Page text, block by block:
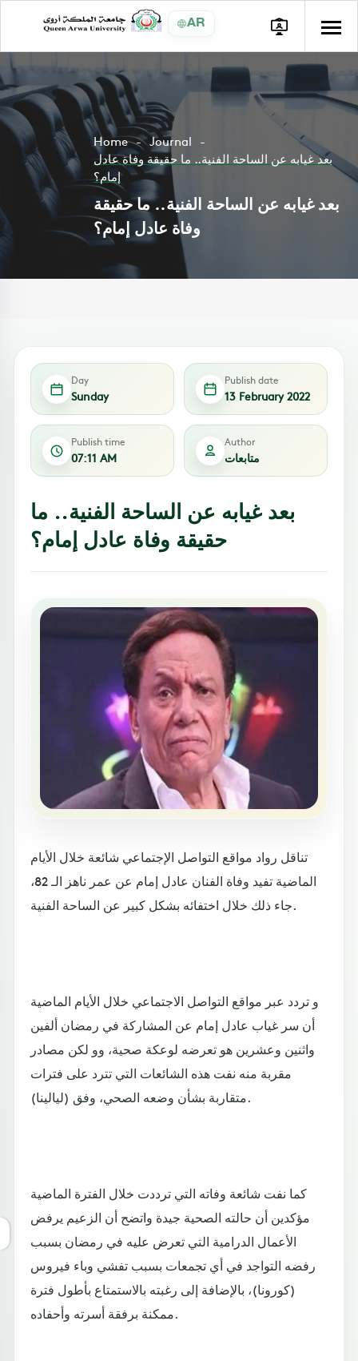
AR
Home
Journal
بعد غيابه عن الساحة الفنية.. ما حقيقة وفاة عادل
إمام؟
بعد غيابه عن الساحة الفنية.. ما حقيقة
وفاة عادل إمام؟
Day
Sunday
Publish date
13 February 2022
Publish time
07:11 AM
Author
متابعات
بعد غيابه عن الساحة الفنية.. ما
حقيقة وفاة عادل إمام؟
تناقل رواد مواقع التواصل الإجتماعي شائعة خلال الأيام
الماضية تفيد وفاة الفنان عادل إمام عن عمر ناهز الـ 82،
جاء ذلك خلال اختفائه بشكل كبير عن الساحة الفنية.
و تردد عبر مواقع التواصل الاجتماعي خلال الأيام الماضية
أن سر غياب عادل إمام عن المشاركة في رمضان ألفين
واثنين وعشرين هو تعرضه لوعكة صحية، وو لكن مصادر
مقربة منه نفت هذه الشائعات التي تترد على فترات
متقاربة بشأن وضعه الصحي، وفق (ليالينا).
كما نفت شائعة وفاته التي ترددت خلال الفترة الماضية
مؤكدين أن حالته الصحية جيدة واتضح أن الزعيم يرفض
الأعمال الدرامية التي تعرض عليه في رمضان بسبب
رفضه التواجد في أي تجمعات بسبب تفشي وباء فيروس
(كورونا)، بالإضافة إلى رغبته بالاستمتاع بأطول فترة
ممكنة برفقة أسرته وأحفاده.